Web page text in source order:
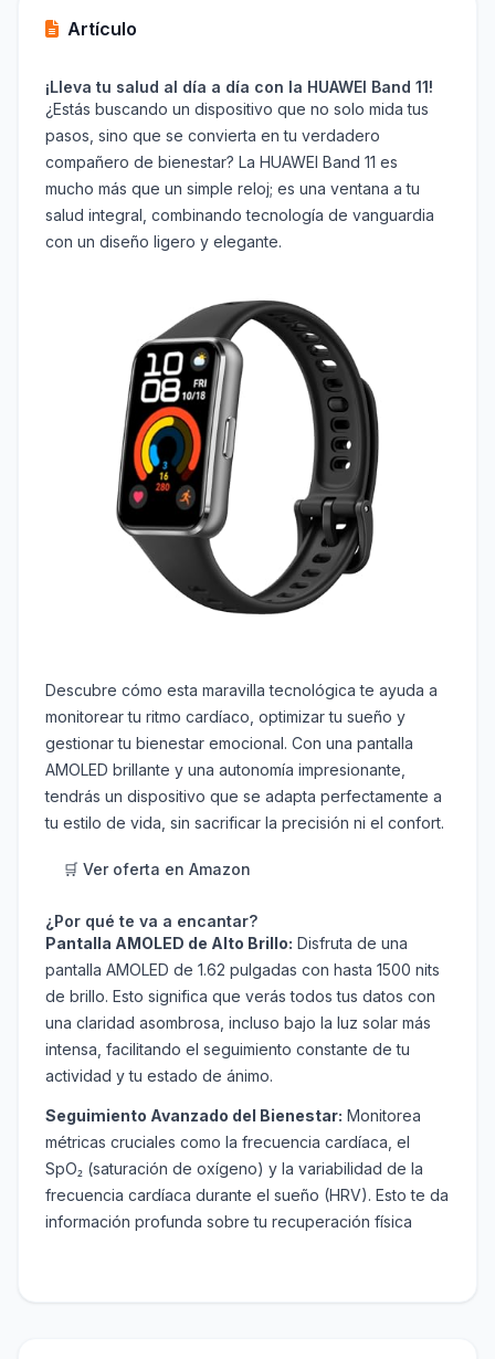
Artículo
¡Lleva tu salud al día a día con la HUAWEI Band 11!
¿Estás buscando un dispositivo que no solo mida tus
pasos, sino que se convierta en tu verdadero
compañero de bienestar? La HUAWEI Band 11 es
mucho más que un simple reloj; es una ventana a tu
salud integral, combinando tecnología de vanguardia
con un diseño ligero y elegante.
Descubre cómo esta maravilla tecnológica te ayuda a
monitorear tu ritmo cardíaco, optimizar tu sueño y
gestionar tu bienestar emocional. Con una pantalla
AMOLED brillante y una autonomía impresionante,
tendrás un dispositivo que se adapta perfectamente a
tu estilo de vida, sin sacrificar la precisión ni el confort.
🛒 Ver oferta en Amazon
¿Por qué te va a encantar?
Pantalla AMOLED de Alto Brillo: Disfruta de una
pantalla AMOLED de 1.62 pulgadas con hasta 1500 nits
de brillo. Esto significa que verás todos tus datos con
una claridad asombrosa, incluso bajo la luz solar más
intensa, facilitando el seguimiento constante de tu
actividad y tu estado de ánimo.
Seguimiento Avanzado del Bienestar: Monitorea
métricas cruciales como la frecuencia cardíaca, el
SpO₂ (saturación de oxígeno) y la variabilidad de la
frecuencia cardíaca durante el sueño (HRV). Esto te da
información profunda sobre tu recuperación física